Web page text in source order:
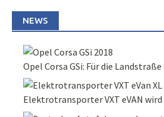
NEWS
Opel Corsa GSi: Für die
Elektrotransporter VXT eVAN